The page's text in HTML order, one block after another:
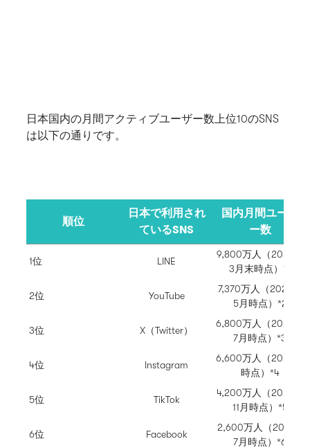
日本国内の月間アクティブユーザー数上位10のSNS
は以下の通りです。
順位
日本で利用され
ているSNS
国内月間ユーザ
ー数
1位 LINE
9,800万人（2025年
3月末時点）*1
2位 YouTube
7,370万人（2024年
5月時点）*2
3位 X（Twitter）
6,800万人（2025年
7月時点）*3
4位 Instagram
6,600万人（2023年
時点）*4
5位 TikTok
4,200万人（2025年
11月時点）*5
6位 Facebook
2,600万人（2019年
7月時点）*6